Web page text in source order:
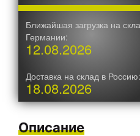
Ближайшая загрузка на
Германии:
12.08.2026
Доставка на склад в Россию:
18.08.2026
Описание